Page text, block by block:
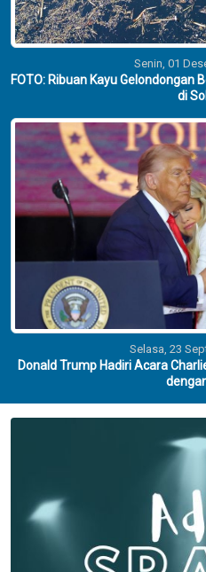
Senin, 01
FOTO: Ribuan Kayu Gelondongan
di
Selasa, 23
Donald Trump Hadiri Acara